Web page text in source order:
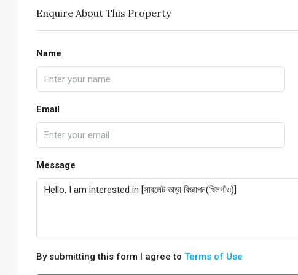
Enquire About This Property
Name
Email
Message
By submitting this form I agree to Terms of Use